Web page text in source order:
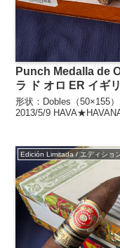
Punch Medalla de
ラ ド オロ ER イギ
形状：Dobles（50×155
2013/5/9
Edición Limitada / エディショ